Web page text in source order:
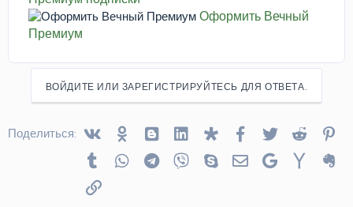
Оформить Вечный
Премиум
ВОЙДИТЕ ИЛИ ЗАРЕГИСТРИРУЙТЕСЬ ДЛЯ ОТВЕТА.
Поделиться: VkontakteOdnoklassniki
Blogger Linked InDiasporaFacebook
TwitterReddit
Tumblr WhatsAppTelegram
Viber SkypeЭлектронная почта
Google Yahoo
Ссылка